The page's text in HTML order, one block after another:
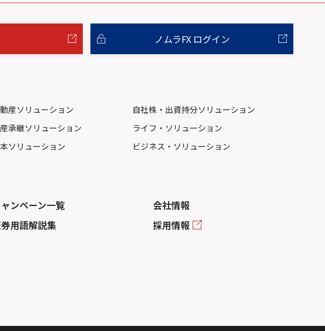
ノムラFX ログイン
産ソリューション
自社株・出資持分ソリューション
承継ソリューション
ライフ・ソリューション
ソリューション
ビジネス・ソリューション
ンペーン一覧
用語解説集
会社情報
採用情報